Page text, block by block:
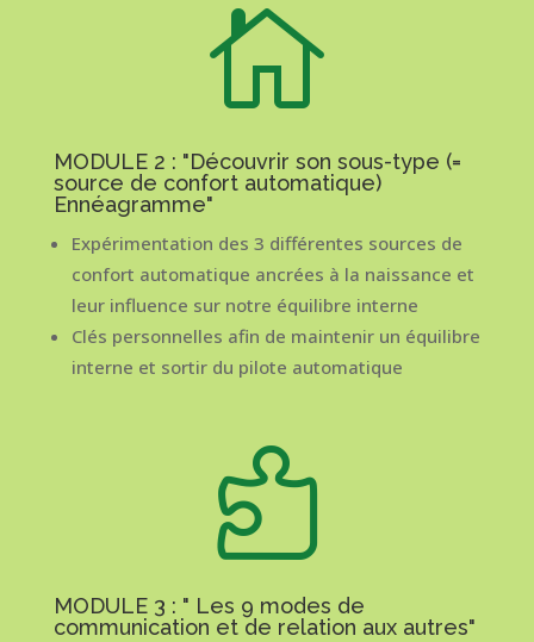

MODULE 2 : "Découvrir son sous-type (=
source de confort automatique)
Ennéagramme"
Expérimentation des 3 différentes sources de
confort automatique ancrées à la naissance et
leur influence sur notre équilibre interne
Clés personnelles afin de maintenir un équilibre
interne et sortir du pilote automatique

MODULE 3 : " Les 9 modes de
communication et de relation aux autres"